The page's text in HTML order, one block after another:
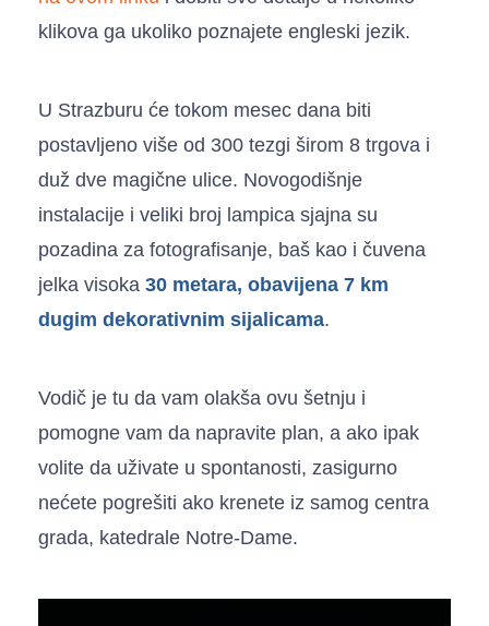
klikova ga ukoliko poznajete engleski jezik.
U Strazburu će tokom mesec dana biti
postavljeno više od 300 tezgi širom 8 trgova i
duž dve magične ulice. Novogodišnje
instalacije i veliki broj lampica sjajna su
pozadina za fotografisanje, baš kao i čuvena
jelka visoka 30 metara, obavijena 7 km
dugim dekorativnim sijalicama.
Vodič je tu da vam olakša ovu šetnju i
pomogne vam da napravite plan, a ako ipak
volite da uživate u spontanosti, zasigurno
nećete pogrešiti ako krenete iz samog centra
grada, katedrale Notre-Dame.